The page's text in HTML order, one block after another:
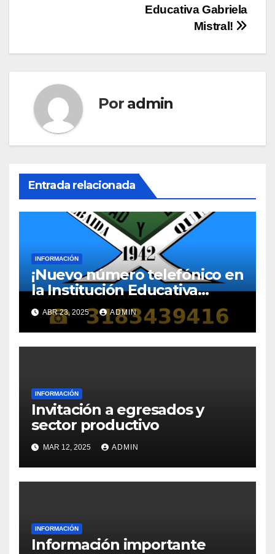
Educativa Gabriela
Mistral!
Por admin
Entrada relacionada
INFORMACIÓN
¡Nuevo número telefónico en
la Institución Educativa
Gabriela Mistral!
ABR 23, 2025 ADMIN
INFORMACIÓN
Invitación a egresados y
sector productivo
MAR 12, 2025 ADMIN
INFORMACIÓN
Información importante